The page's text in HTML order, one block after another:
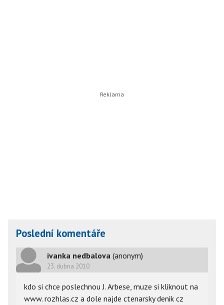
Poslední komentáře
ivanka nedbalova (anonym)
23. dubna 2010
kdo si chce poslechnou J. Arbese, muze si kliknout na
www. rozhlas.cz a dole najde ctenarsky denik cz